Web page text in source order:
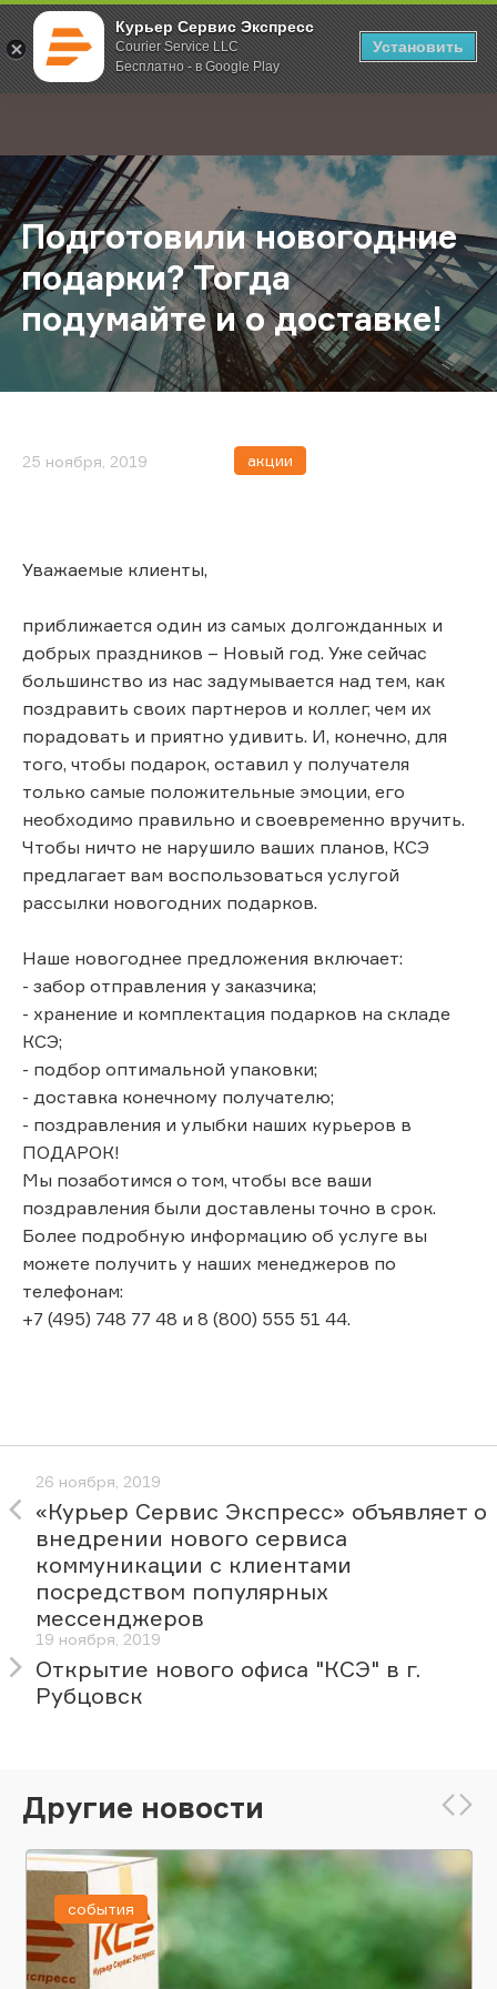
Курьер Сервис Экспресс
Courier Service LLC
Бесплатно - в Google Play
Установить
; Главная О компании Новости Подготовили новогодние
Подготовили новогодние
подарки? Тогда
подумайте и о доставке!
25 ноября, 2019 акции
Уважаемые клиенты,
приближается один из самых долгожданных и
добрых праздников – Новый год. Уже сейчас
большинство из нас задумывается над тем, как
поздравить своих партнеров и коллег, чем их
порадовать и приятно удивить. И, конечно, для
того, чтобы подарок, оставил у получателя
только самые положительные эмоции, его
необходимо правильно и своевременно вручить.
Чтобы ничто не нарушило ваших планов, КСЭ
предлагает вам воспользоваться услугой
рассылки новогодних подарков.
Наше новогоднее предложения включает:
- забор отправления у заказчика;
- хранение и комплектация подарков на складе
КСЭ;
- подбор оптимальной упаковки;
- доставка конечному получателю;
- поздравления и улыбки наших курьеров в
ПОДАРОК!
Мы позаботимся о том, чтобы все ваши
поздравления были доставлены точно в срок.
Более подробную информацию об услуге вы
можете получить у наших менеджеров по
телефонам:
+7 (495) 748 77 48 и 8 (800) 555 51 44.
26 ноября, 2019
«Курьер Сервис Экспресс» объявляет о
внедрении нового сервиса
коммуникации с клиентами
посредством популярных
мессенджеров
19 ноября, 2019
Открытие нового офиса "КСЭ" в г.
Рубцовск
Другие новости
события